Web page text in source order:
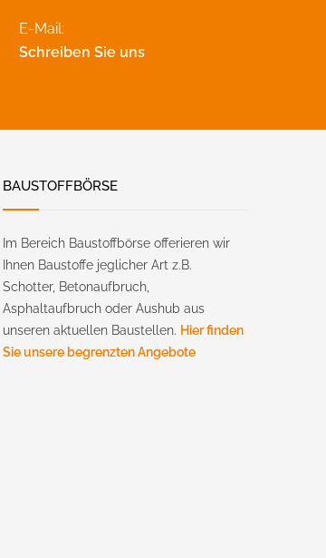
E-Mail:
Schreiben Sie uns
BAUSTOFFBÖRSE
Im Bereich Baustoffbörse offerieren wir
Ihnen Baustoffe jeglicher Art z.B.
Schotter, Betonaufbruch,
Asphaltaufbruch oder Aushub aus
unseren aktuellen Baustellen. Hier finden
Sie unsere begrenzten Angebote